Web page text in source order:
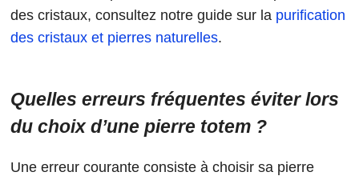
des cristaux, consultez notre guide sur la purification
des cristaux et pierres naturelles.
Quelles erreurs fréquentes éviter lors
du choix d’une pierre totem ?
Une erreur courante consiste à choisir sa pierre